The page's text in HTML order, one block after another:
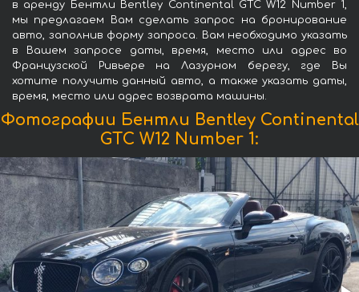
в аренду Бентли Bentley Continental GTC W12 Number 1,
мы предлагаем Вам сделать запрос на бронирование
авто, заполнив форму запроса. Вам необходимо указать
в Вашем запросе даты, время, место или адрес во
Французской Ривьере на Лазурном берегу, где Вы
хотите получить данный авто, а также указать даты,
время, место или адрес возврата машины.
Фотографии Бентли Bentley Continental
GTC W12 Number 1: